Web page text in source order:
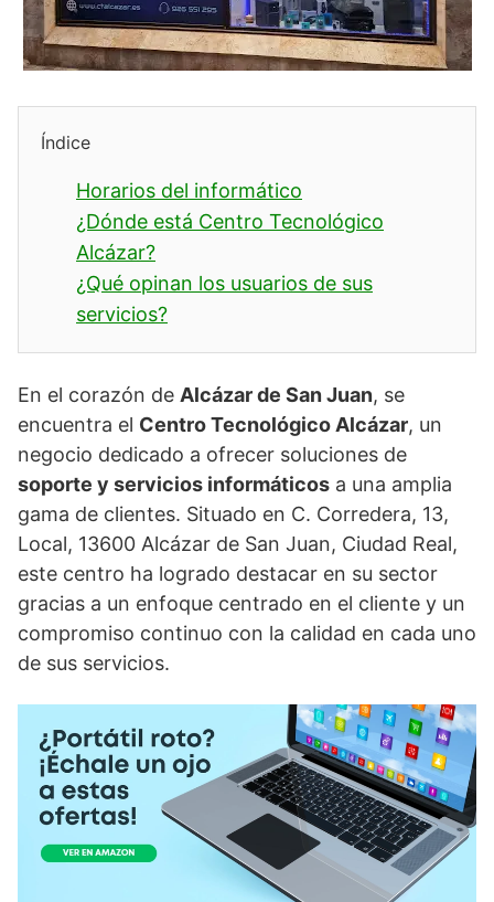
Índice
Horarios del informático
¿Dónde está Centro Tecnológico
Alcázar?
¿Qué opinan los usuarios de sus
servicios?
En el corazón de Alcázar de San Juan, se
encuentra el Centro Tecnológico Alcázar, un
negocio dedicado a ofrecer soluciones de
soporte y servicios informáticos a una amplia
gama de clientes. Situado en C. Corredera, 13,
Local, 13600 Alcázar de San Juan, Ciudad Real,
este centro ha logrado destacar en su sector
gracias a un enfoque centrado en el cliente y un
compromiso continuo con la calidad en cada uno
de sus servicios.